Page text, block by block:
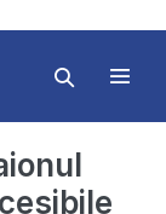
Search